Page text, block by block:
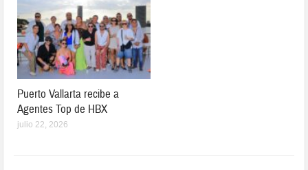
Puerto Vallarta recibe a
Agentes Top de HBX
julio 22, 2026